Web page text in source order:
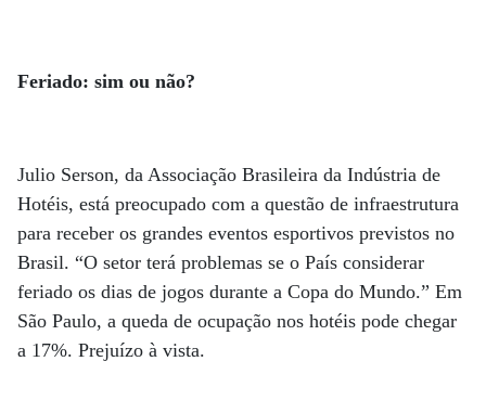
Feriado: sim ou não?
Julio Serson, da Associação Brasileira da Indústria de
Hotéis, está preocupado com a questão de infraestrutura
para receber os grandes eventos esportivos previstos no
Brasil. “O setor terá problemas se o País considerar
feriado os dias de jogos durante a Copa do Mundo.” Em
São Paulo, a queda de ocupação nos hotéis pode chegar
a 17%. Prejuízo à vista.